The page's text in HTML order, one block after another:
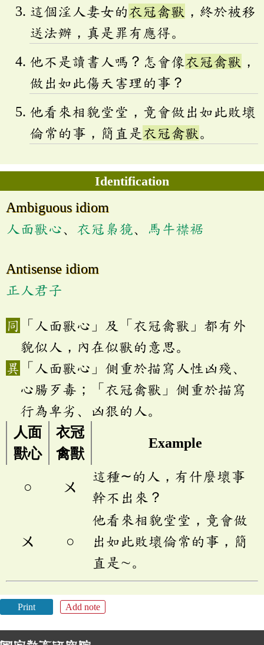
這個淫人妻女的衣冠禽獸 ，終於被移
送法辦，真是罪有應得。
他不是讀書人嗎？怎會像衣冠禽獸 ，
做出如此傷天害理的事？
他看來相貌堂堂，竟會做出如此敗壞
倫常的事，簡直是衣冠禽獸。
Identification
Ambiguous idiom
人面獸心、 衣冠梟獍、 馬牛襟裾
Antisense idiom
正人君子
「人面獸心」及「衣冠禽獸」都有外
貌似人，內在似獸的意思。
「人面獸心」側重於描寫人性凶殘、
心腸歹毒；「衣冠禽獸」側重於描寫
行為卑劣、凶狠的人。
人面
獸心
衣冠
禽獸
Example
○ ㄨ
這種∼的人，有什麼壞事
幹不出來？
ㄨ ○
他看來相貌堂堂，竟會做
出如此敗壞倫常的事，簡
直是∼。
Print Add note